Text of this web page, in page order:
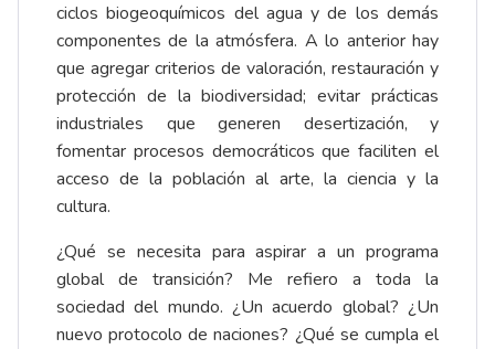
ciclos biogeoquímicos del agua y de los demás
componentes de la atmósfera. A lo anterior hay
que agregar criterios de valoración, restauración y
protección de la biodiversidad; evitar prácticas
industriales que generen desertización, y
fomentar procesos democráticos que faciliten el
acceso de la población al arte, la ciencia y la
cultura.
¿Qué se necesita para aspirar a un programa
global de transición? Me refiero a toda la
sociedad del mundo. ¿Un acuerdo global? ¿Un
nuevo protocolo de naciones? ¿Qué se cumpla el